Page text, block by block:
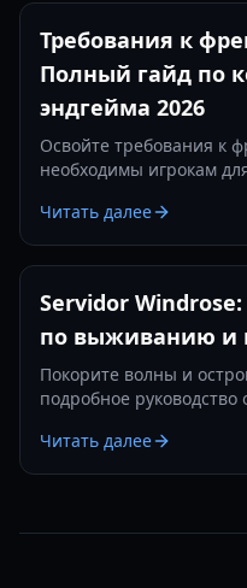
Требования к
Полный гайд по
эндгейма 2026
Освойте требования к
необходимы игрокам
предметах защиты и
Читать далее
Servidor
по выживанию и
Покорите волны и
подробное руководство
году.
Читать далее